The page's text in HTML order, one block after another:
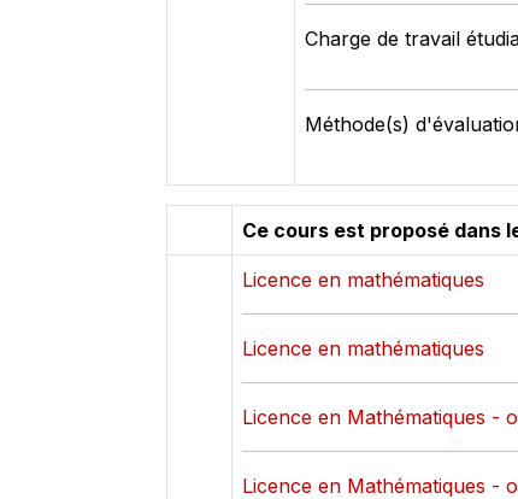
Charge de travail
Méthode(s)
Ce cours est proposé dans
Licence en mathématiques
Licence en mathématiques
Licence en Mathématiques -
Licence en Mathématiques -